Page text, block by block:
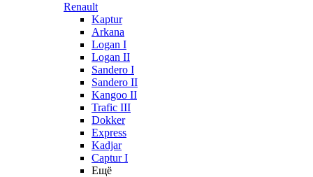
Renault
Kaptur
Arkana
Logan I
Logan II
Sandero I
Sandero II
Kangoo II
Trafic III
Dokker
Express
Kadjar
Captur I
Ещё